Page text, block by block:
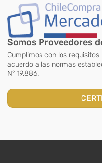
Somos Proveedores
Cumplimos con los
acuerdo a las normas
N° 19.886.